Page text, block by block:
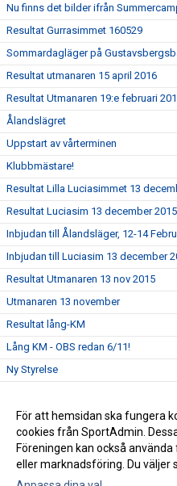
Nu finns det bilder ifrån
Resultat Gurrasimmet 160529
Sommardagläger på
Resultat utmanaren 15 april 2016
Resultat Utmanaren 19:e februari
Ålandslägret
Uppstart av vårterminen
Klubbmästare!
Resultat Lilla Luciasimmet 13
Resultat Luciasim 13 december 2015
Inbjudan till Ålandsläger, 12-14
Inbjudan till Luciasim 13 december
Resultat Utmanaren 13 nov 2015
Utmanaren 13 november
Resultat lång-KM
Lång KM - OBS redan 6/11!
Ny Styrelse
Resultat Gurrasimmet
Klädförsäljning (uppdaterad)
För att hemsidan ska fungera
cookies från SportAdmin.
Föreningen kan också
eller marknadsföring. Du väljer